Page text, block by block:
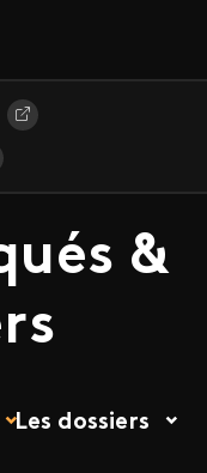
&
Les dossiers